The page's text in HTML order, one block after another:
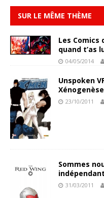
SUR LE MÊME THÈME
Les Comics
quand t’as
04/05/2014
Unspoken
Xénogenèse
23/10/2011
Sommes
31/03/2011